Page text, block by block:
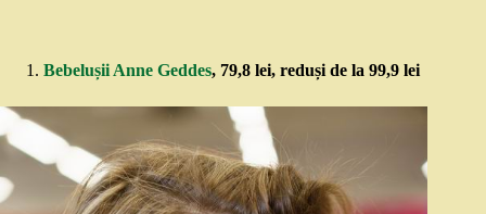
Bebelușii Anne Geddes, 79,8 lei, reduși de la 99,9 lei